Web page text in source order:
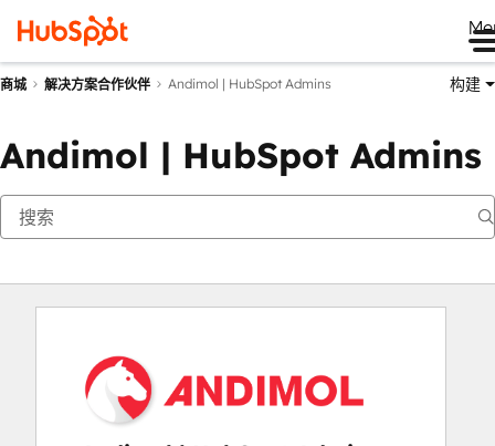
商城 解决方案合作伙伴 Andimol | HubSpot Admins 构建
Andimol | HubSpot Admins